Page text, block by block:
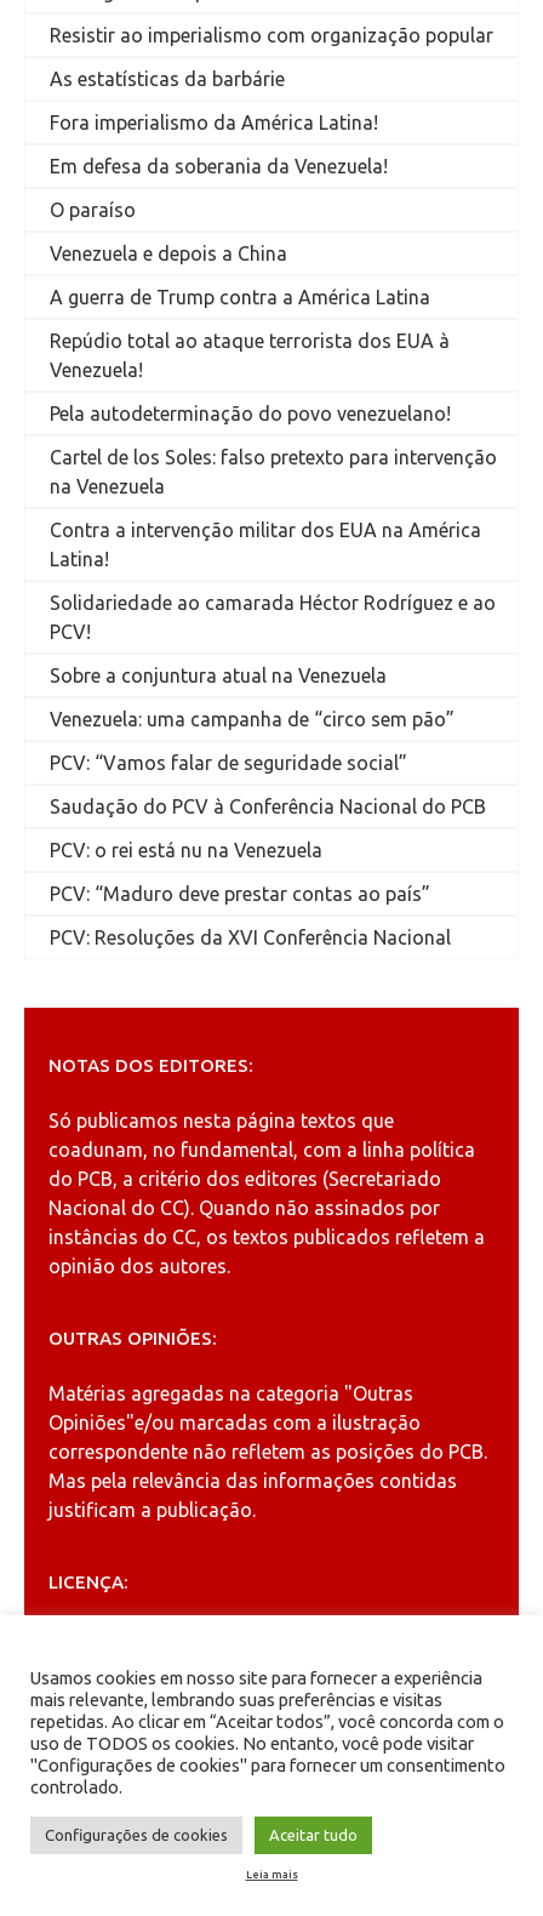
Resistir ao imperialismo com organização popular
As estatísticas da barbárie
Fora imperialismo da América Latina!
Em defesa da soberania da Venezuela!
O paraíso
Venezuela e depois a China
A guerra de Trump contra a América Latina
Repúdio total ao ataque terrorista dos EUA à
Venezuela!
Pela autodeterminação do povo venezuelano!
Cartel de los Soles: falso pretexto para intervenção
na Venezuela
Contra a intervenção militar dos EUA na América
Latina!
Solidariedade ao camarada Héctor Rodríguez e ao
PCV!
Sobre a conjuntura atual na Venezuela
Venezuela: uma campanha de “circo sem pão”
PCV: “Vamos falar de seguridade social”
Saudação do PCV à Conferência Nacional do PCB
PCV: o rei está nu na Venezuela
PCV: “Maduro deve prestar contas ao país”
PCV: Resoluções da XVI Conferência Nacional
NOTAS DOS EDITORES:
Só publicamos nesta página textos que
coadunam, no fundamental, com a linha política
do PCB, a critério dos editores (Secretariado
Nacional do CC). Quando não assinados por
instâncias do CC, os textos publicados refletem a
opinião dos autores.
OUTRAS OPINIÕES:
Matérias agregadas na categoria "Outras
Opiniões"e/ou marcadas com a ilustração
correspondente não refletem as posições do PCB.
Mas pela relevância das informações contidas
justificam a publicação.
LICENÇA:
Creative Commons
ARQUIVOS
Arquivos
PCB - Partido Comunista Brasileiro.
Usamos cookies em nosso site para fornecer a experiência
mais relevante, lembrando suas preferências e visitas
repetidas. Ao clicar em “Aceitar todos”, você concorda com o
uso de TODOS os cookies. No entanto, você pode visitar
"Configurações de cookies" para fornecer um consentimento
controlado.
Configurações de cookies Aceitar tudo
Leia mais